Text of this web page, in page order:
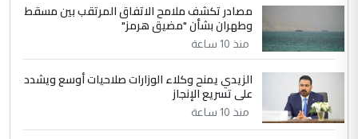
الجواهري يرد على صدام حسين سل
مضجعيك يابن الزنا (نص كامل)
5
التعليق : تحياتي لك استاذ حامدتركان. كلام
دقيق ومسؤول؛ فالاستثمار الحقيقي للإنسان
مصادر تكشف ملامح الاتفاق المرتقب بين مسقط
وطهران بشأن "مضيق هرمز"
منذ 10 ساعة
الزيدي يمنح وكلاء الوزارات صلاحيات أوسع ويشدد
على تسريع الإنجاز
منذ 10 ساعة